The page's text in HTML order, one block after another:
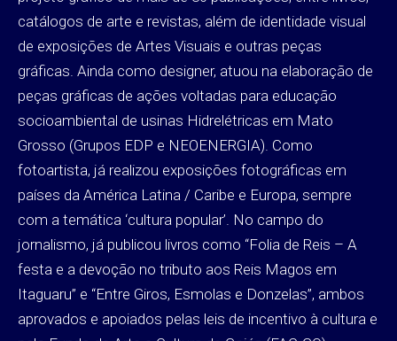
catálogos de arte e revistas, além de identidade visual
de exposições de Artes Visuais e outras peças
gráficas. Ainda como designer, atuou na elaboração de
peças gráficas de ações voltadas para educação
socioambiental de usinas Hidrelétricas em Mato
Grosso (Grupos EDP e NEOENERGIA). Como
fotoartista, já realizou exposições fotográficas em
países da América Latina / Caribe e Europa, sempre
com a temática ‘cultura popular’. No campo do
jornalismo, já publicou livros como “Folia de Reis – A
festa e a devoção no tributo aos Reis Magos em
Itaguaru” e “Entre Giros, Esmolas e Donzelas”, ambos
aprovados e apoiados pelas leis de incentivo à cultura e